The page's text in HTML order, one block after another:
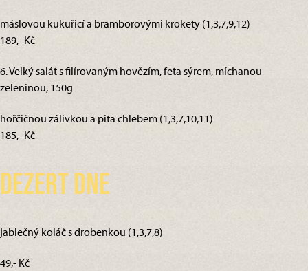
máslovou kukuřicí a bramborovými krokety (1,3,7,9,12)
189,- Kč
6. Velký salát s filírovaným hovězím, feta sýrem, míchanou
zeleninou, 150g
hořčičnou zálivkou a pita chlebem (1,3,7,10,11)
185,- Kč
Dezert dne
jablečný koláč s drobenkou (1,3,7,8)
49,- Kč